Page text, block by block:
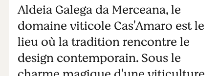
Aldeia Galega da Merceana, le
domaine viticole Cas'Amaro est le
lieu où la tradition rencontre le
design contemporain. Sous le